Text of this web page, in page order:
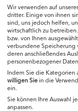
Ernährung
Produkte
Wir verwenden auf
dritter. Einige von ihnen
sind, uns jedoch helfen,
wirtschaftlich zu
bzw. von Ihnen
verbundene Speicherung
deren anschließendes
personenbezogener
Indem Sie die Kategorien
willigenSie in die
ein.
Sie können Ihre Auswahl
anpassen.